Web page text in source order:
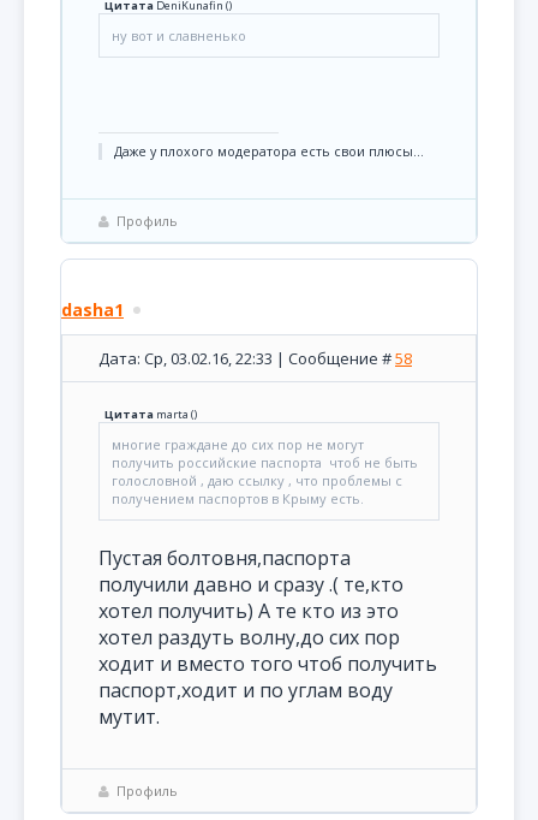
Цитата DeniKunafin ()
ну вот и славненько
Даже у плохого модератора есть свои плюсы...
Профиль
dasha1
Дата: Ср, 03.02.16, 22:33 | Сообщение #58
Цитата marta ()
многие граждане до сих пор не могут
получить российские паспорта чтоб не быть
голословной , даю ссылку , что проблемы с
получением паспортов в Крыму есть.
Пустая болтовня,паспорта
получили давно и сразу .( те,кто
хотел получить) А те кто из это
хотел раздуть волну,до сих пор
ходит и вместо того чтоб получить
паспорт,ходит и по углам воду
мутит.
Профиль